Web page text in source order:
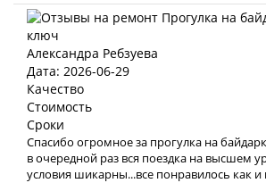
Александра Ребзуева
Дата: 2026-06-29
Качество
Стоимость
Сроки
Спасибо огромное за прогулка на
в очередной раз вся поездка на высшем
условия шикарны...все понравилось как и